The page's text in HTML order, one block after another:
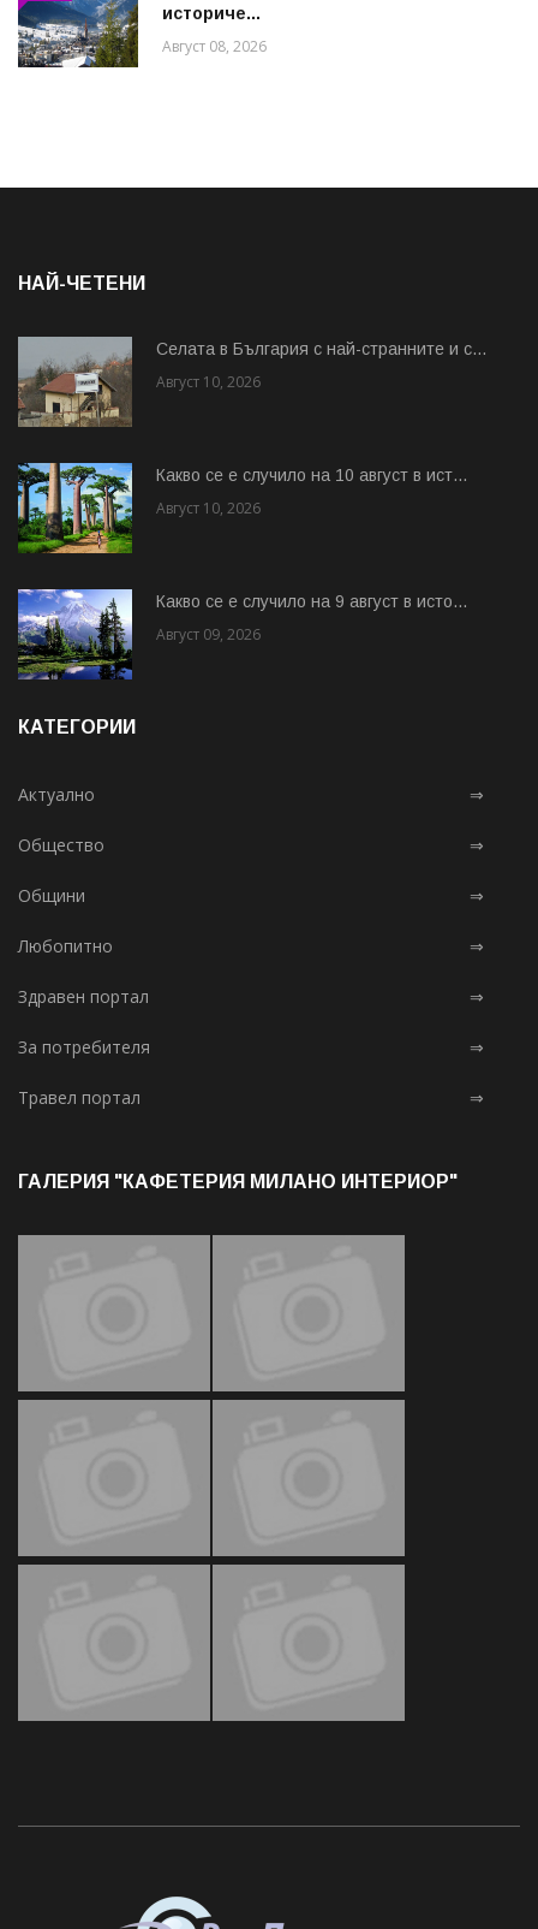
историче...
Август 08, 2026
НАЙ-ЧЕТЕНИ
Cелата в България с най-странните и с...
Август 10, 2026
Какво се е случило на 10 август в ист...
Август 10, 2026
Какво се е случило на 9 август в исто...
Август 09, 2026
КАТЕГОРИИ
Актуално ⇒
Общество ⇒
Общини ⇒
Любопитно ⇒
Здравен портал ⇒
За потребителя ⇒
Травел портал ⇒
ГАЛЕРИЯ "КАФЕТЕРИЯ МИЛАНО ИНТЕРИОР"